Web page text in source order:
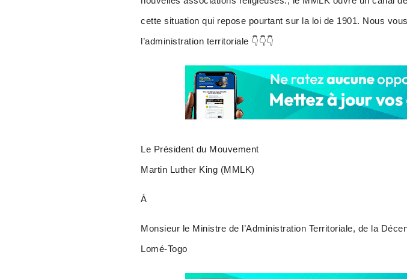
cette situation qui repose pourtant sur la loi de 1901. Nous
l’administration territoriale 👇👇👇
Le Président du Mouvement
Martin Luther King (MMLK)
À
Monsieur le Ministre de l’Administration Territoriale, de la
Lomé-Togo